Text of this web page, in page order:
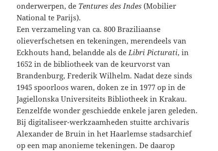
onderwerpen, de Tentures des Indes(Mobilier
National te Parijs).
Een verzameling van ca. 800 Braziliaanse
olieverfschetsen en tekeningen, merendeels van
Eckhouts hand, belandde als de Libri Picturati, in
1652 in de bibliotheek van de keurvorst van
Brandenburg, Frederik Wilhelm. Nadat deze sinds
1945 spoorloos waren, doken ze in 1977 op in de
Jagiellonska Universiteits Bibliotheek in Krakau.
Eenzelfde wonder geschiedde enkele jaren geleden.
Bij digitaliseer-werkzaamheden stuitte archivaris
Alexander de Bruin in het Haarlemse stadsarchief
op een map anonieme tekeningen. De daarop